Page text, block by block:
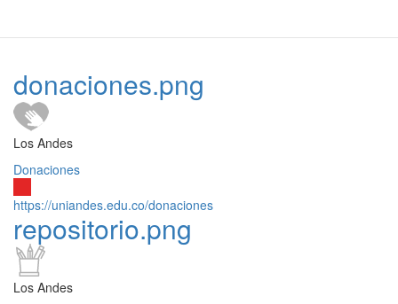
donaciones.png
Los Andes
Donaciones
https://uniandes.edu.co/donaciones
repositorio.png
Los Andes